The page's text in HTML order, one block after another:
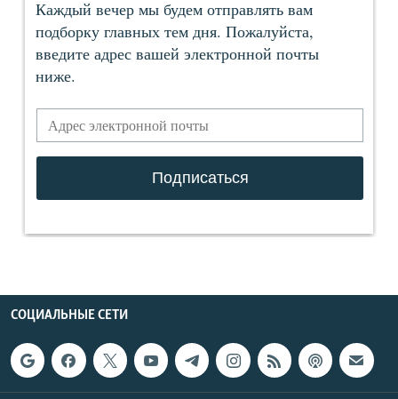
СОЦИАЛЬНЫЕ СЕТИ